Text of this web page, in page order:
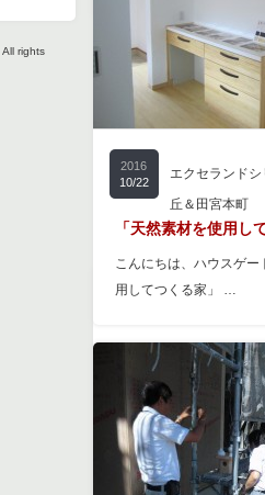
All rights
2016
10/22
エクセランドシ
丘＆田宮本町
「天然素材を使用し
こんにちは、ハウスゲ
用してつくる家」 …